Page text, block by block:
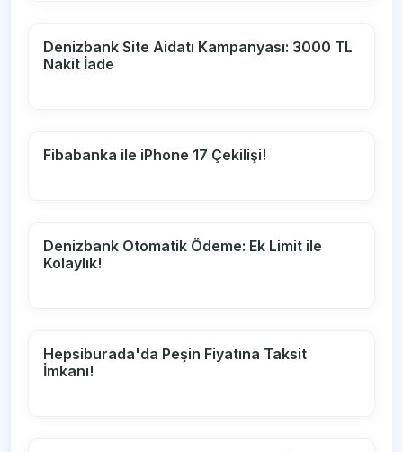
Denizbank Site Aidatı Kampanyası: 3000 TL
Nakit İade
Fibabanka ile iPhone 17 Çekilişi!
Denizbank Otomatik Ödeme: Ek Limit ile
Kolaylık!
Hepsiburada'da Peşin Fiyatına Taksit
İmkanı!